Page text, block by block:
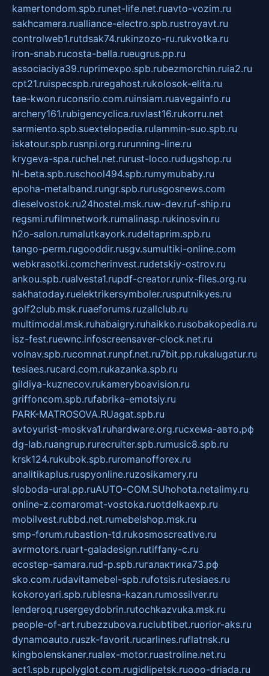
kamertondom.spb.runet-life.net.ruavto-vozim.ru
sakhcamera.rualliance-electro.spb.rustroyavt.ru
controlweb1.rutdsak74.rukinzozo-ru.rukvotka.ru
iron-snab.rucosta-bella.rueugrus.pp.ru
associaciya39.ruprimexpo.spb.rubezmorchin.ruia2.ru
cpt21.ruispecspb.ruregahost.rukolosok-elita.ru
tae-kwon.ruconsrio.com.ruinsiam.ruavegainfo.ru
archery161.rubigencyclica.ruvlast16.rukorru.net
sarmiento.spb.suextelopedia.rulammin-suo.spb.ru
iskatour.spb.rusnpi.org.rurunning-line.ru
krygeva-spa.ruchel.net.rurust-loco.rudugshop.ru
hl-beta.spb.ruschool494.spb.rumymubaby.ru
epoha-metalband.rungr.spb.rurusgosnews.com
dieselvostok.ru24hostel.msk.ruw-dev.ruf-ship.ru
regsmi.rufilmnetwork.rumalinasp.rukinosvin.ru
h2o-salon.rumalutkayork.rudeltaprim.spb.ru
tango-perm.rugooddir.rusgv.sumultiki-online.com
webkrasotki.comcherinvest.rudetskiy-ostrov.ru
ankou.spb.rualvesta1.rupdf-creator.runix-files.org.ru
sakhatoday.ruelektrikersymboler.rusputnikyes.ru
golf2club.msk.ruaeforums.ruzallclub.ru
multimodal.msk.ruhabaigry.ruhaikko.rusobakopedia.ru
isz-fest.ruewnc.infoscreensaver-clock.net.ru
volnav.spb.rucomnat.runpf.net.ru7bit.pp.rukalugatur.ru
tesiaes.rucard.com.rukazanka.spb.ru
gildiya-kuznecov.rukameryboavision.ru
griffoncom.spb.rufabrika-emotsiy.ru
PARK-MATROSOVA.RUagat.spb.ru
avtoyurist-moskva1.ruhardware.org.ruсхема-авто.рф
dg-lab.ruangrup.rurecruiter.spb.rumusic8.spb.ru
krsk124.rukubok.spb.ruromanofforex.ru
analitikaplus.ruspyonline.ruzosikamery.ru
sloboda-ural.pp.ruAUTO-COM.SUhohota.netalimy.ru
online-z.comaromat-vostoka.ruotdelkaexp.ru
mobilvest.rubbd.net.rumebelshop.msk.ru
smp-forum.rubastion-td.rukosmoscreative.ru
avrmotors.ruart-galadesign.rutiffany-c.ru
ecostep-samara.rud-p.spb.ruгалактика73.рф
sko.com.rudavitamebel-spb.rufotsis.rutesiaes.ru
kokoroyari.spb.rublesna-kazan.rumossilver.ru
lenderoq.rusergeydobrin.rutochkazvuka.msk.ru
people-of-art.rubezzubova.ruclubtibet.ruorior-aks.ru
dynamoauto.ruszk-favorit.rucarlines.ruflatnsk.ru
kingbolenskaner.rualex-motor.ruastroline.net.ru
act1.spb.rupolyglot.com.rugidlipetsk.ruooo-driada.ru